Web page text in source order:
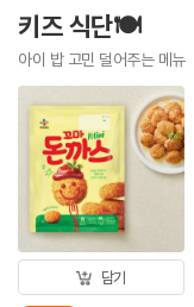
키즈 식단🍽️
아이 밥 고민 덜어주는 메뉴
담기